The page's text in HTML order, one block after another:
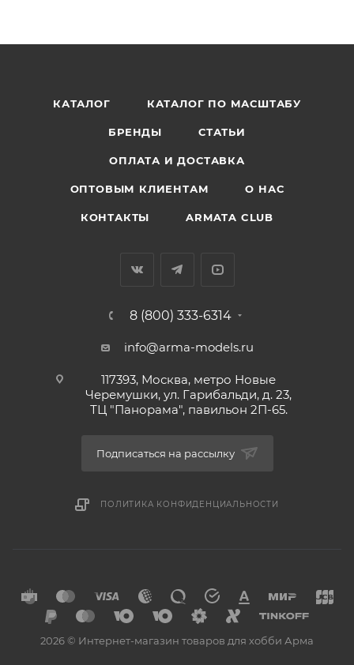
КАТАЛОГ КАТАЛОГ ПО МАСШТАБУ
БРЕНДЫ СТАТЬИ
ОПЛАТА И ДОСТАВКА
ОПТОВЫМ КЛИЕНТАМ О НАС
КОНТАКТЫ ARMATA CLUB
8 (800) 333-6314
info@arma-models.ru
117393, Москва, метро Новые
Черемушки, ул. Гарибальди, д. 23,
ТЦ "Панорама", павильон 2П-65.
Подписаться на рассылку
ПОЛИТИКА КОНФИДЕНЦИАЛЬНОСТИ
2026 © Интернет-магазин товаров для хобби Арма